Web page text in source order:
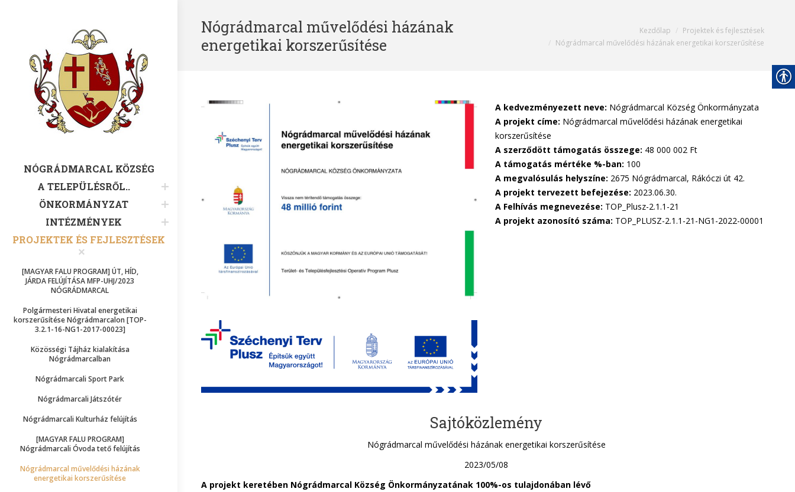
NÓGRÁDMARCAL KÖZSÉG
A TELEPÜLÉSRŐL..
ÖNKORMÁNYZAT
INTÉZMÉNYEK
PROJEKTEK ÉS FEJLESZTÉSEK
[MAGYAR FALU PROGRAM] ÚT, HÍD,
JÁRDA FELÚJÍTÁSA MFP-UHJ/2023
NÓGRÁDMARCAL
Polgármesteri Hivatal energetikai
korszerűsítése Nógrádmarcalon [TOP-
3.2.1-16-NG1-2017-00023]
Közösségi Tájház kialakítása
Nógrádmarcalban
Nógrádmarcali Sport Park
Nógrádmarcali Játszótér
Nógrádmarcali Kulturház felújítás
[MAGYAR FALU PROGRAM]
Nógrádmarcali Óvoda tető felújítás
Nógrádmarcal művelődési házának
energetikai korszerűsítése
Nógrádmarcal művelődési házának
energetikai korszerűsítése
Kezdőlap
Projektek és fejlesztések
Nógrádmarcal művelődési házának energetikai korszerűsítése
A kedvezményezett neve: Nógrádmarcal Község Önkormányzata
A projekt címe: Nógrádmarcal művelődési házának energetikai
korszerűsítése
A szerződött támogatás összege: 48 000 002 Ft
A támogatás mértéke %-ban: 100
A megvalósulás helyszíne: 2675 Nógrádmarcal, Rákóczi út 42.
A projekt tervezett befejezése: 2023.06.30.
A Felhívás megnevezése: TOP_Plusz-2.1.1-21
A projekt azonosító száma: TOP_PLUSZ-2.1.1-21-NG1-2022-00001
Sajtóközlemény
Nógrádmarcal művelődési házának energetikai korszerűsítése
2023/05/08
A projekt keretében Nógrádmarcal Község Önkormányzatának 100%-os tulajdonában lévő